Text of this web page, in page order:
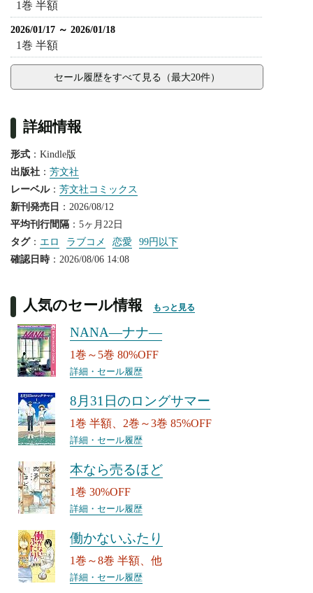
1巻 半額
2026/01/17 ～ 2026/01/18
1巻 半額
セール履歴をすべて見る（最大20件）
詳細情報
形式 ：Kindle版
出版社 ： 芳文社
レーベル： 芳文社コミックス
新刊発売日 ：2026/08/12
平均刊行間隔 ：5ヶ月22日
タグ： エロ ラブコメ 恋愛
99円以下
確認日時：2026/08/06 14:08
人気のセール情報 もっと見る
NANA―ナナ―
1巻～5巻 80%OFF
詳細・セール履歴
8月31日のロングサマー
1巻 半額、2巻～3巻 85%OFF
詳細・セール履歴
本なら売るほど
1巻 30%OFF
詳細・セール履歴
働かないふたり
1巻～8巻 半額、他
詳細・セール履歴